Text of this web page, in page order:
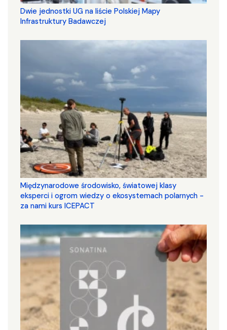
Dwie jednostki UG na liście Polskiej Mapy
Infrastruktury Badawczej
Międzynarodowe środowisko, światowej klasy
eksperci i ogrom wiedzy o ekosystemach polarnych -
za nami kurs ICEPACT